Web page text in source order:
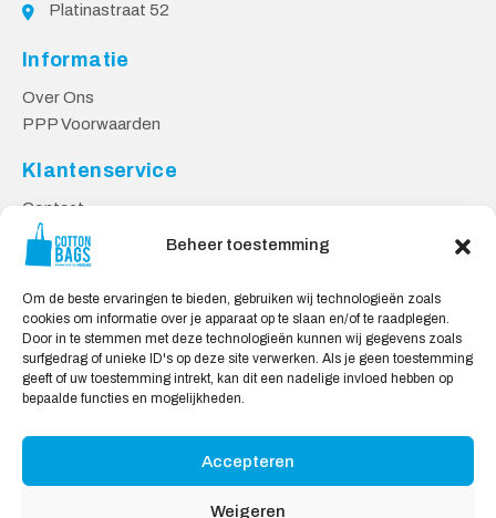
Beheer toestemming
Om de beste ervaringen te bieden, gebruiken wij technologieën zoals
cookies om informatie over je apparaat op te slaan en/of te raadplegen.
Door in te stemmen met deze technologieën kunnen wij gegevens zoals
surfgedrag of unieke ID's op deze site verwerken. Als je geen toestemming
geeft of uw toestemming intrekt, kan dit een nadelige invloed hebben op
bepaalde functies en mogelijkheden.
Accepteren
Weigeren
Platinastraat 52
Informatie
Over Ons
PPP Voorwaarden
Klantenservice
Contact
Privacy Voorwaarden
Levering en Retourneren
Veilig Shoppen
Mijn account
Winkelwagen
Wij Accepteren: